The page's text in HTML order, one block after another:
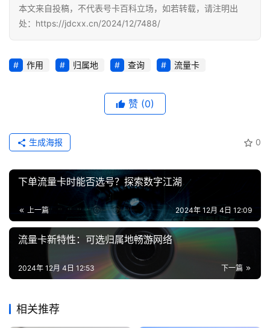
卡
推
号
增
业
本文来自投稿，不代表号卡百科立场，如若转载，请注明出
处：https://jdcxx.cn/2024/12/7488/
作用 归属地 查询 流量卡
赞 (0)
0
生成海报
下单流量卡时能否选号？探索数字江湖
上一篇 2024年 12月 4日 12:09
流量卡新特性：可选归属地畅游网络
下一篇
2024年 12月 4日 12:53
相关推荐